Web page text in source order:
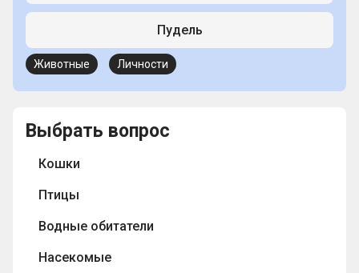
Пудель
Животные Личности
Выбрать вопрос
Кошки
Птицы
Водные обитатели
Насекомые